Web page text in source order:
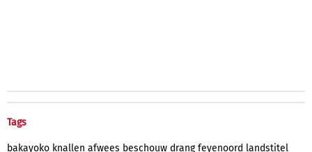
Tags
bakayoko knallen afwees beschouw drang feyenoord landstitel